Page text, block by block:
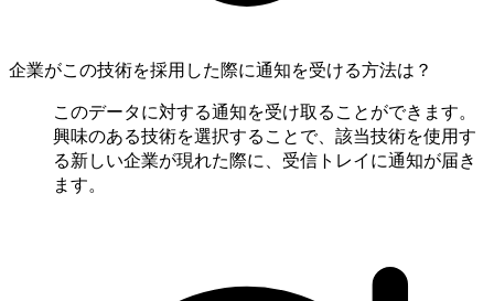
企業がこの技術を採用した際に通知を受ける方法は？
このデータに対する通知を受け取ることができます。
興味のある技術を選択することで、該当技術を使用す
る新しい企業が現れた際に、受信トレイに通知が届き
ます。